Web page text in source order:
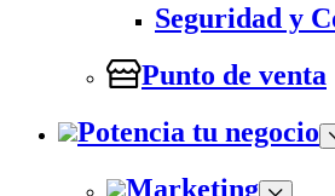
Seguridad y
Punto de venta
Potencia tu negocio
Marketing